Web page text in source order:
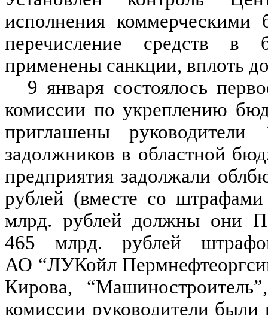
исполнения
перечисление средств
применены санкции, вплоть
9 января состоялось
комиссии по укреплению
приглашены
задолжников в областной
предприятия задолжали
рублей (вместе со
млрд. рублей должны они
465 млрд. рублей
АО “ЛУКойл
Кирова,
комиссии руководители